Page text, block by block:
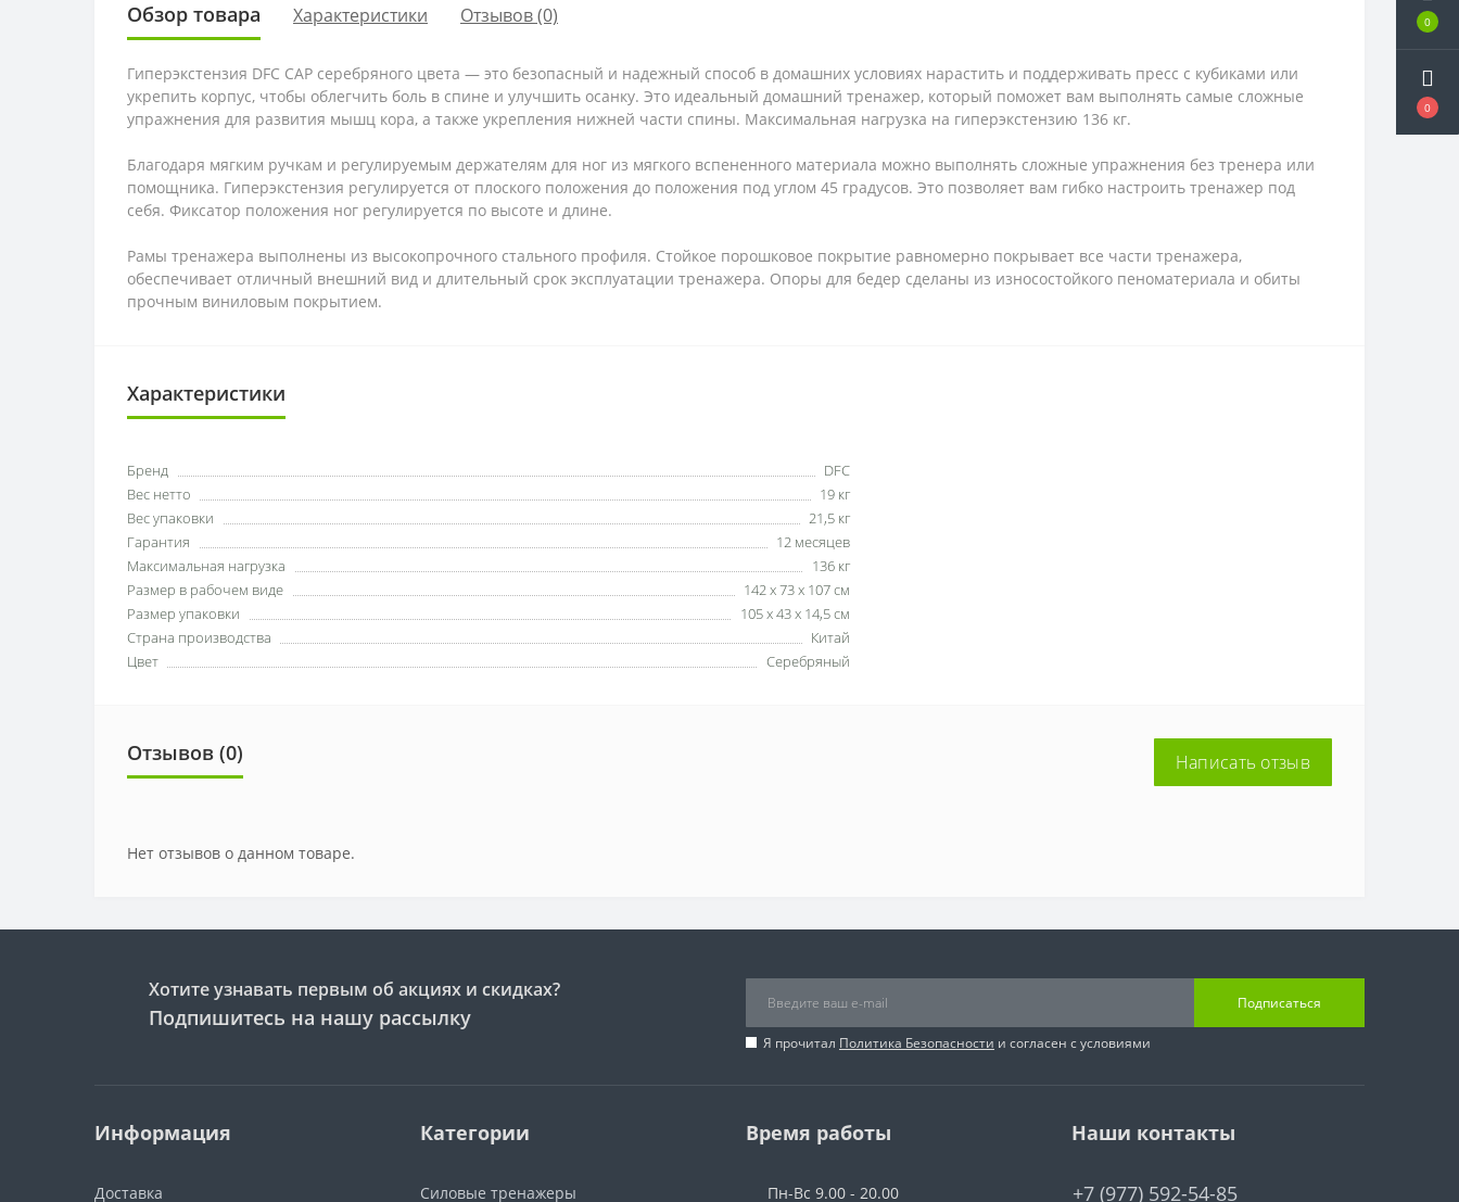
0
0
Обзор товара Характеристики Отзывов (0)
Гиперэкстензия DFC CAP серебряного цвета — это безопасный и надежный способ в домашних условиях нарастить и поддерживать пресс с кубиками или
укрепить корпус, чтобы облегчить боль в спине и улучшить осанку. Это идеальный домашний тренажер, который поможет вам выполнять самые сложные
упражнения для развития мышц кора, а также укрепления нижней части спины. Максимальная нагрузка на гиперэкстензию 136 кг.
Благодаря мягким ручкам и регулируемым держателям для ног из мягкого вспененного материала можно выполнять сложные упражнения без тренера или
помощника. Гиперэкстензия регулируется от плоского положения до положения под углом 45 градусов. Это позволяет вам гибко настроить тренажер под
себя. Фиксатор положения ног регулируется по высоте и длине.
Рамы тренажера выполнены из высокопрочного стального профиля. Стойкое порошковое покрытие равномерно покрывает все части тренажера,
обеспечивает отличный внешний вид и длительный срок эксплуатации тренажера. Опоры для бедер сделаны из износостойкого пеноматериала и обиты
прочным виниловым покрытием.
Характеристики
Бренд
DFC
Вес нетто
19 кг
Вес упаковки
21,5 кг
Гарантия
12 месяцев
Максимальная нагрузка
136 кг
Размер в рабочем виде
142 х 73 х 107 см
Размер упаковки
105 x 43 x 14,5 см
Страна производства
Китай
Цвет
Серебряный
Отзывов (0) Написать отзыв
Нет отзывов о данном товаре.
Хотите узнавать первым об акциях и скидках?
Подпишитесь на нашу рассылку
Подписаться
Я прочитал Политика Безопасности и согласен с условиями
Информация
Доставка
Категории
Силовые тренажеры
Время работы
Пн-Вс 9.00 - 20.00
Наши контакты
+7 (977) 592-54-85